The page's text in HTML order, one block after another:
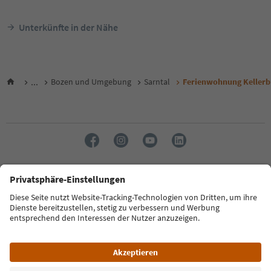
Unterkünfte in der Nähe
... Bozen und Umgebung Sarntal Ferienwohnung
Sprache: Deutsch
FAQ Kontakt Presse MICE Datenschutzerklärung
Zugänglichkeitserklärung